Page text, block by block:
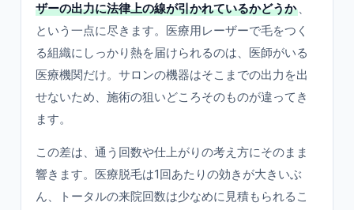
ザーの出力に法律上の線が引かれているかどうか 、
という一点に尽きます。医療用レーザーで毛をつく
る組織にしっかり熱を届けられるのは、医師がいる
医療機関だけ。サロンの機器はそこまでの出力を出
せないため、施術の狙いどころそのものが違ってき
ます。
この差は、通う回数や仕上がりの考え方にそのまま
響きます。医療脱毛は1回あたりの効きが大きいぶ
ん、トータルの来院回数は少なめに見積もられるこ